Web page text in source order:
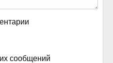
сообщений